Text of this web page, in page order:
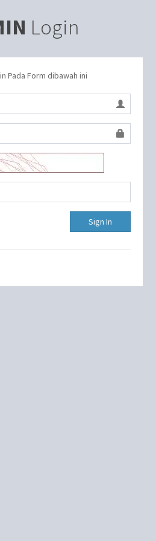
Login
Pada Form dibawah ini
Sign In